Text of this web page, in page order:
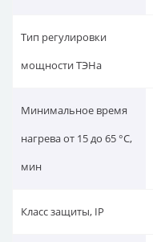
Тип регулировки
мощности ТЭНа
Минимальное время
нагрева от 15 до 65 °С,
мин
Класс защиты, IP